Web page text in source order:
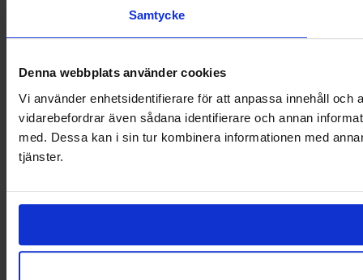
Samtycke
Denna webbplats använder cookies
Vi använder enhetsidentifierare för att anpassa innehåll
vidarebefordrar även sådana identifierare och annan
med. Dessa kan i sin tur kombinera informationen med
tjänster.